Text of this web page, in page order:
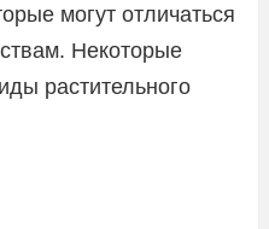
могут отличаться
Некоторые
растительного